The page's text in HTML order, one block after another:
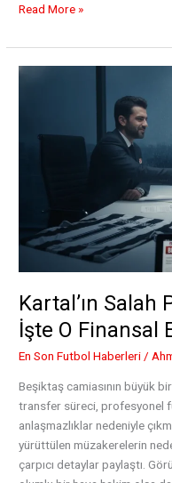
Beşiktaş’ta
Dönemi:
Transfer
Read More »
Kartal’ın Salah
İşte O Finansal
En Son Futbol Haberleri /
Beşiktaş camiasının büyük
transfer süreci, profesyonel
anlaşmazlıklar nedeniyle
yürüttülen müzakerelerin
çarpıcı detaylar paylaştı.